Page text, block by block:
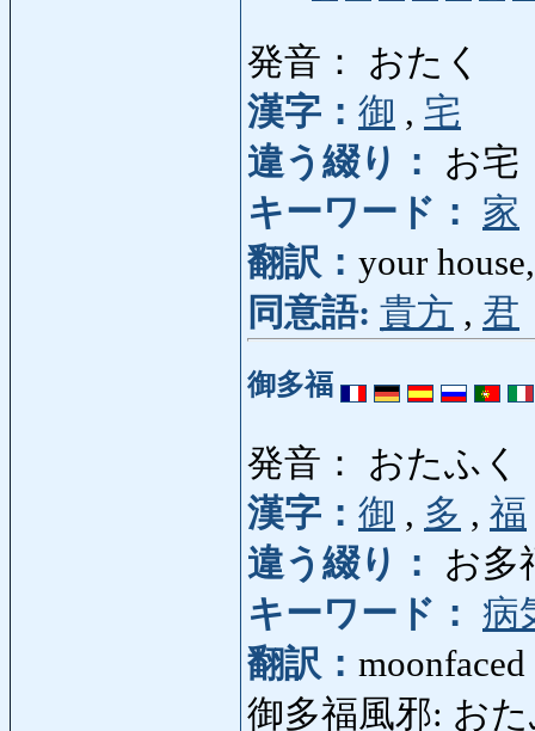
発音： おたく
漢字： 御 , 宅
違う綴り：
お宅
キーワード：
家
翻訳： your
同意語: 貴方 , 君
御多福
発音： おたふく
漢字： 御 , 多 , 福
違う綴り：
お多
キーワード： 病
翻訳：
御多福風邪: お